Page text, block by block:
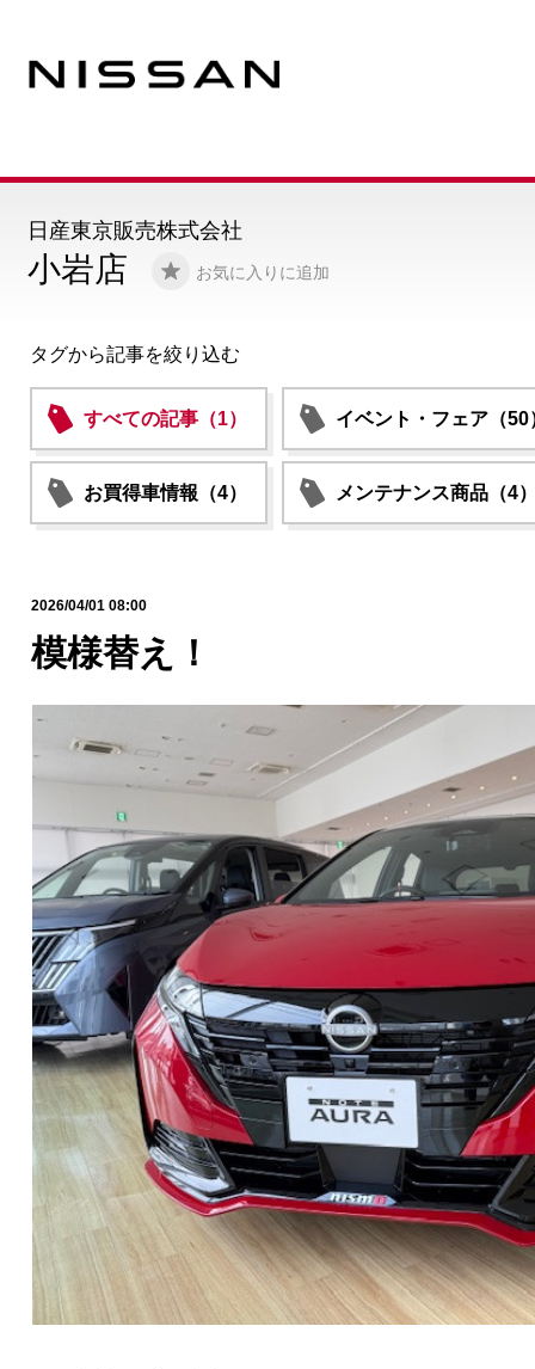
小岩店 お気に入りに追加
日産東京販売株式会社
タグから記事を絞り込む
すべての記事（1） イベント・フェア（50
お買得車情報（4） メンテナンス商品（4
2026/04/01 08:00
模様替え！